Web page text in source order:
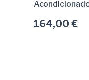
164,00 €